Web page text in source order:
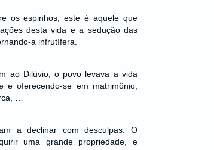
os espinhos, este é aquele que
desta vida e a sedução das
a infrutífera.
ao Dilúvio, o povo levava a vida
e oferecendo-se em matrimônio,
…
a declinar com desculpas. O
uma grande propriedade, e